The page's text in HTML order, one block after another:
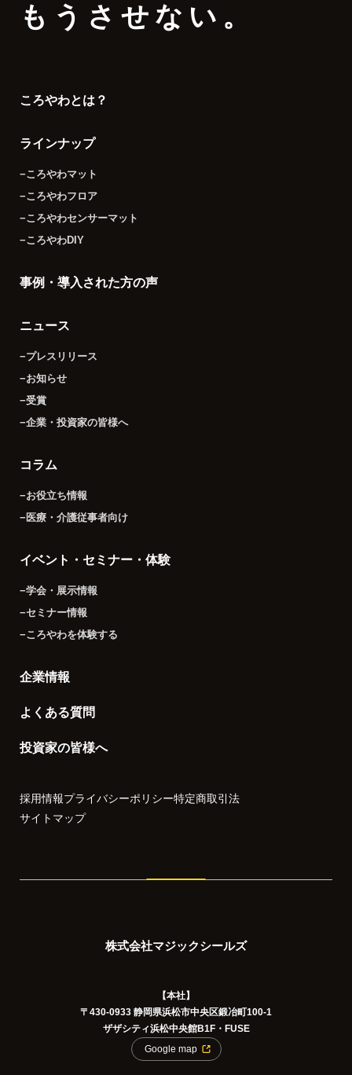
もうさせない。
ころやわとは？
ラインナップ
−ころやわマット
−ころやわフロア
−ころやわセンサーマット
−ころやわDIY
事例・導入された方の声
ニュース
−プレスリリース
−お知らせ
−受賞
−企業・投資家の皆様へ
コラム
−お役立ち情報
−医療・介護従事者向け
イベント・セミナー・体験
−学会・展示情報
−セミナー情報
−ころやわを体験する
企業情報
よくある質問
投資家の皆様へ
採用情報プライバシーポリシー特定商取引法
サイトマップ
株式会社マジックシールズ
【本社】
〒430-0933 静岡県浜松市中央区鍛冶町100-1
ザザシティ浜松中央館B1F・FUSE
Google map